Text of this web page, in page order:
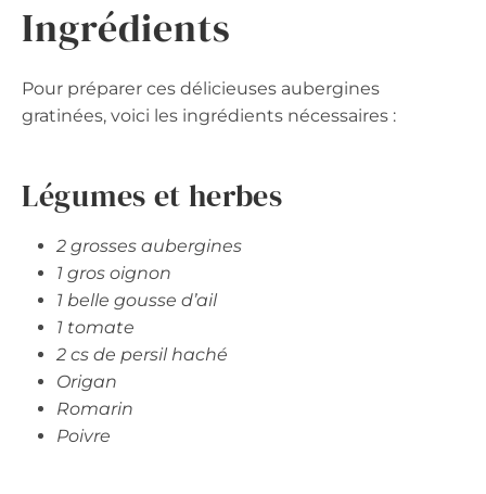
Ingrédients
Pour préparer ces délicieuses aubergines
gratinées, voici les ingrédients nécessaires :
Légumes et herbes
2 grosses aubergines
1 gros oignon
1 belle gousse d’ail
1 tomate
2 cs de persil haché
Origan
Romarin
Poivre